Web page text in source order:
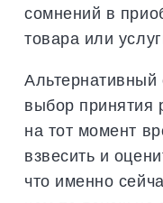
сомнений в
товара или
Альтернативный
выбор принятия
на тот момент
взвесить и
что именно